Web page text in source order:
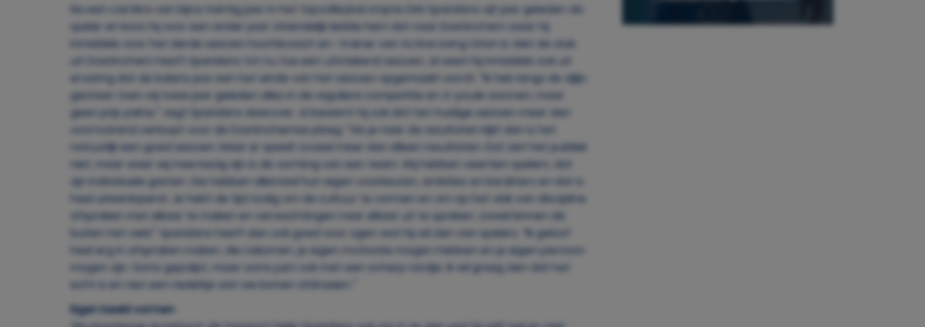
Na een carrière van bijna twintig jaar in het topvolleybal stopte Dirk Sparidans vijf jaar geleden als
speler en koos hij voor een ander pad. Uiteindelijk leidde hem dat naar Doetinchem waar hij
inmiddels voor het derde seizoen hoofdcoach en -trainer van Active Living Orion is. Met de club
uit Doetinchem heeft Sparidans tot nu toe een uitstekend seizoen, al weet hij inmiddels ook uit
ervaring dat de balans pas aan het einde van het seizoen opgemaakt wordt. “Ik heb langs de zijlijn
gestaan toen wij twee jaar geleden alles in de reguliere competitie en A-poule wonnen, maar
geen prijs pakte,” zegt Sparidans daarover. Al beaamt hij ook dat het huidige seizoen meer dan
voortvarend verloopt voor de Doetinchemse ploeg: “Als je naar de resultaten kijkt dan is het
natuurlijk een goed seizoen. Maar er speelt zoveel meer dan alleen resultaten. Dat ziet het publiek
niet, maar waar wij mee bezig zijn is de vorming van een team. Wij hebben veertien spelers, dat
zijn individuele gasten. Die hebben allemaal hun eigen voorkeuren, ambities en karakters en dat is
heel uiteenlopend. Je hebt de tijd nodig om de cultuur te vormen en om op het vlak van discipline
afspraken met elkaar te maken en verwachtingen naar elkaar uit te spreken, zowel binnen als
buiten het veld.” Sparidans heeft dan ook goed voor ogen wat hij wil zien van spelers. “Ik geloof
heel erg in afspraken maken, die nakomen, je eigen motivatie mogen hebben en je eigen persoon
mogen zijn. Soms gepolijst, maar soms juist ook met een scherp randje. Ik wil graag zien dat het
echt is en niet een riedeltje wat we komen afdraaien.”
Eigen beeld vormen